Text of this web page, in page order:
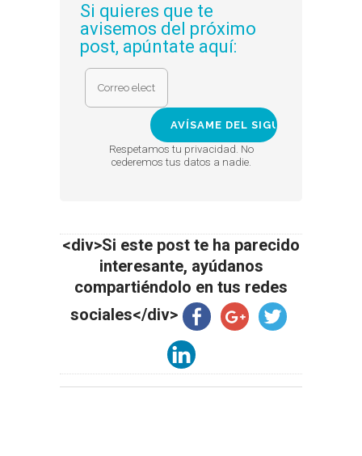
Si quieres que te
avisemos del próximo
post, apúntate aquí:
Respetamos tu privacidad. No
cederemos tus datos a nadie.
<div>Si este post te ha parecido
interesante, ayúdanos
compartiéndolo en tus redes
sociales</div>